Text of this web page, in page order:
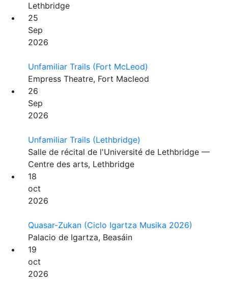
Lethbridge
25
Sep
2026
Unfamiliar Trails (Fort McLeod)
Empress Theatre, Fort Macleod
26
Sep
2026
Unfamiliar Trails (Lethbridge)
Salle de récital de l'Université de Lethbridge —
Centre des arts, Lethbridge
18
oct
2026
Quasar-Zukan (Ciclo Igartza Musika 2026)
Palacio de Igartza, Beasáin
19
oct
2026